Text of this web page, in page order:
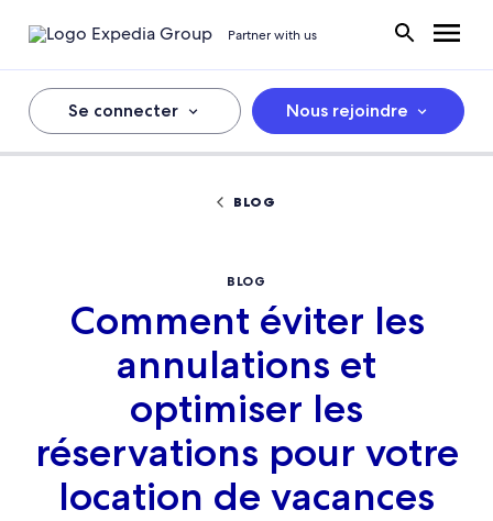
Partner with us
Se connecter Nous rejoindre
BLOG
BLOG
Comment éviter les
annulations et
optimiser les
réservations pour votre
location de vacances